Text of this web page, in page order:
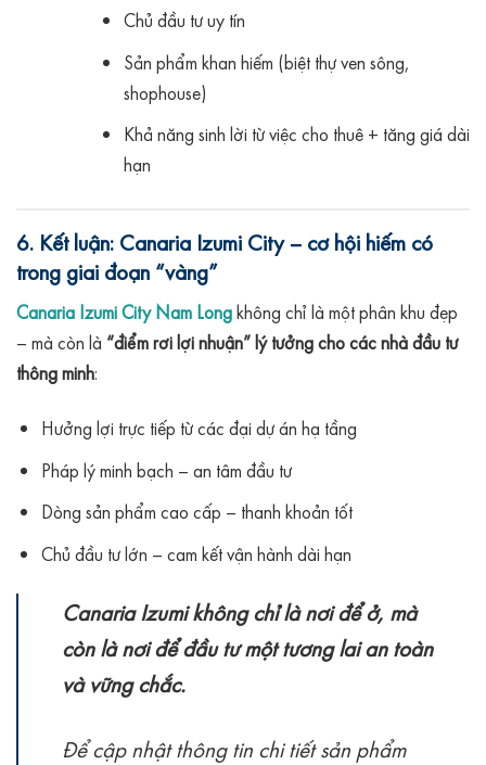
Chủ đầu tư uy tín
Sản phẩm khan hiếm (biệt thự ven sông,
shophouse)
Khả năng sinh lời từ việc cho thuê + tăng giá dài
hạn
6. Kết luận: Canaria Izumi City – cơ hội hiếm có
trong giai đoạn “vàng”
Canaria Izumi City Nam Longkhông chỉ là một phân khu đẹp
– mà còn là “điểm rơi lợi nhuận” lý tưởng cho các nhà đầu tư
thông minh:
Hưởng lợi trực tiếp từ các đại dự án hạ tầng
Pháp lý minh bạch – an tâm đầu tư
Dòng sản phẩm cao cấp – thanh khoản tốt
Chủ đầu tư lớn – cam kết vận hành dài hạn
Canaria Izumi không chỉ là nơi để ở, mà
còn là nơi để đầu tư một tương lai an toàn
và vững chắc.
Để cập nhật thông tin chi tiết sản phẩm